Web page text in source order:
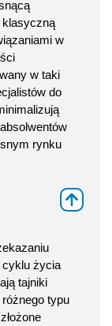
klasyczną
w
w taki
do
rynku
cyklu życia
tajniki
typu